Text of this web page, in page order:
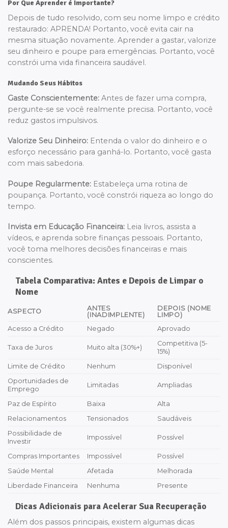
Por Que Aprender é Importante?
Depois de tudo resolvido, com seu nome limpo e crédito
restaurado: APRENDA! Portanto, você evita cair na
mesma situação novamente. Aprender a gastar, valorize
seu dinheiro e poupe para emergências. Portanto, você
constrói uma vida financeira saudável.
Mudando Seus Hábitos
Gaste Conscientemente: Antes de fazer uma compra,
pergunte-se se você realmente precisa. Portanto, você
reduz gastos impulsivos.
Valorize Seu Dinheiro: Entenda o valor do dinheiro e o
esforço necessário para ganhá-lo. Portanto, você gasta
com mais sabedoria.
Poupe Regularmente: Estabeleça uma rotina de
poupança. Portanto, você constrói riqueza ao longo do
tempo.
Invista em Educação Financeira: Leia livros, assista a
vídeos, e aprenda sobre finanças pessoais. Portanto,
você toma melhores decisões financeiras e mais
conscientes.
Tabela Comparativa: Antes e Depois de Limpar o
Nome
ASPECTO
ANTES
(INADIMPLENTE)
DEPOIS (NOME
LIMPO)
Acesso a Crédito
Negado Aprovado
Taxa de Juros Muito alta (30%+)
Competitiva (5-
15%)
Limite de Crédito
Nenhum
Disponível
Oportunidades de
Emprego
Limitadas Ampliadas
Paz de Espírito Baixa
Alta
Relacionamentos
Tensionados
Saudáveis
Possibilidade de
Investir
Impossível Possível
Compras Importantes Impossível
Possível
Saúde Mental
Afetada
Melhorada
Liberdade Financeira
Nenhuma Presente
Dicas Adicionais para Acelerar Sua Recuperação
Além dos passos principais, existem algumas dicas